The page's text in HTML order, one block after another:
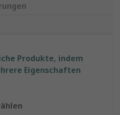
Produkte, indem
Eigenschaften